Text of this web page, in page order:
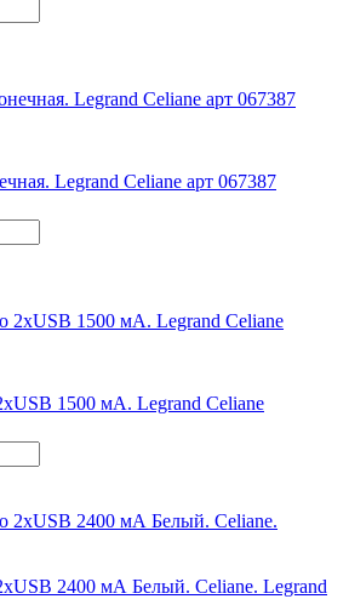
Legrand Celiane арт 067387
1500 мА. Legrand Celiane
2400 мА Белый. Celiane. Legrand